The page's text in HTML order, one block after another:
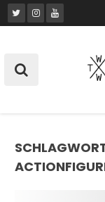
Skip
to